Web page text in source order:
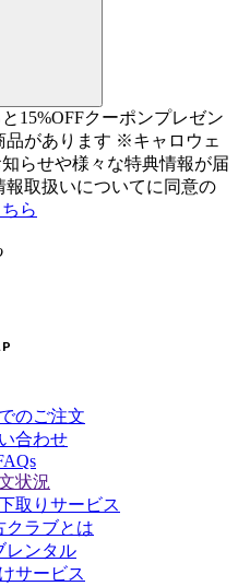
15%OFFクーポンプレゼン
品があります ※キャロウェ
らせや様々な特典情報が届
取扱いについてに同意の
ら
のご注文
合わせ
状況
取りサービス
クラブとは
レンタル
サービス